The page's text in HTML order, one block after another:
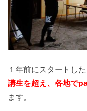
１年前にスタートし
講生を超え、各地で
ます。